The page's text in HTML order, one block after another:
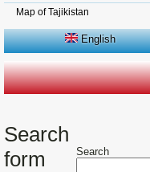
Map of Tajikistan
English
Search
form
Search